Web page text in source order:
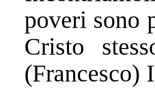
poveri sono
Cristo
(Francesco)